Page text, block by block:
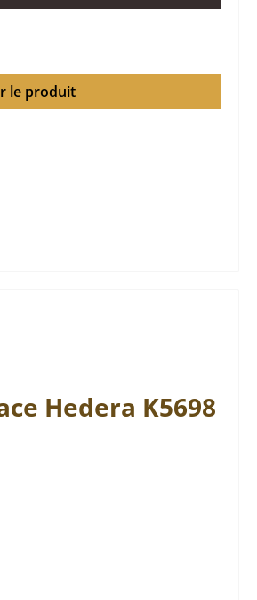
le produit
Hedera K5698